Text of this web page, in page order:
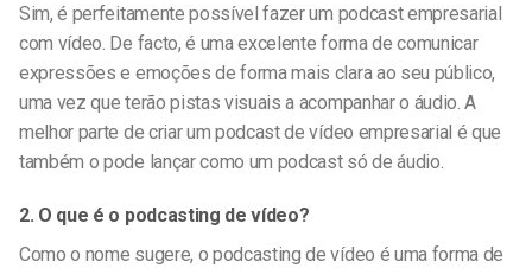
Sim, é perfeitamente possível fazer um podcast empresarial
com vídeo. De facto, é uma excelente forma de comunicar
expressões e emoções de forma mais clara ao seu público,
uma vez que terão pistas visuais a acompanhar o áudio. A
melhor parte de criar um podcast de vídeo empresarial é que
também o pode lançar como um podcast só de áudio.
2. O que é o podcasting de vídeo?
Como o nome sugere, o podcasting de vídeo é uma forma de